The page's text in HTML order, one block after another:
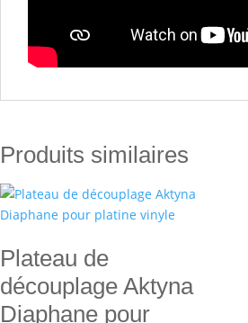
Produits similaires
Plateau de
découplage Aktyna
Diaphane pour